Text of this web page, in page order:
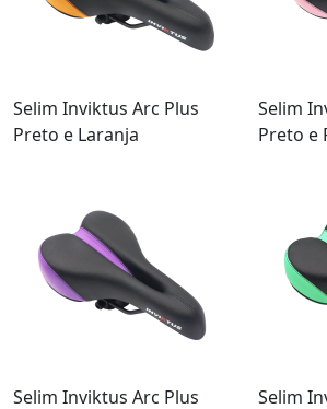
Selim Inviktus Arc Plus
Preto e Laranja
Selim
Preto e
Selim Inviktus Arc Plus
Selim